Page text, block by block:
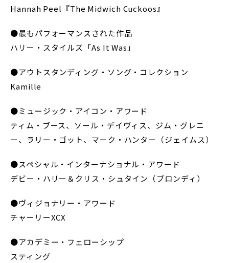
Hannah Peel『The Midwich Cuckoos』
●最もパフォーマンスされた作品
ハリー・スタイルズ「As It Was」
●アウトスタンディング・ソング・コレクション
Kamille
●ミュージック・アイコン・アワード
ティム・ブース、ソール・デイヴィス、ジム・グレニ
ー、ラリー・ゴット、マーク・ハンター（ジェイムス）
●スペシャル・インターナショナル・アワード
デビー・ハリー＆クリス・シュタイン（ブロンディ）
●ヴィジョナリー・アワード
チャーリーXCX
●アカデミー・フェローシップ
スティング